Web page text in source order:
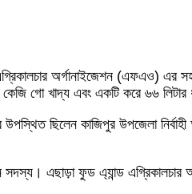
এগ্রিকালচার অর্গানাইজেশন (এফএও)
গো খাদ্য এবং একটি করে ৬৬
ছিলেন কাজিপুর উপজেলা
এছাড়া ফুড এ্যান্ড